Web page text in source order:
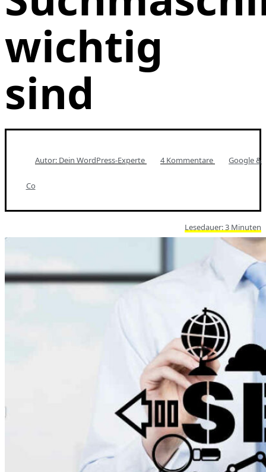
wichtig
sind
Autor: Dein WordPress-Experte 4 Kommentare Google &
Co
Lesedauer:3 Minuten